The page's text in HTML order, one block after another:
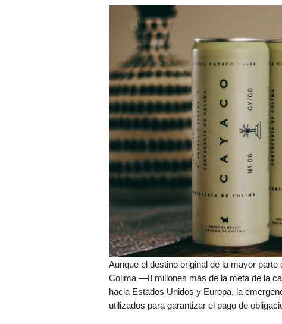
Aunque el destino original de la mayor
Colima —8 millones más de la meta de la
hacia Estados Unidos y Europa, la
utilizados para garantizar el pago de